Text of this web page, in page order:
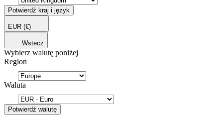
Potwierdź kraj i język
EUR (€)
Wstecz
Wybierz walutę poniżej
Region
Waluta
Potwierdź walutę